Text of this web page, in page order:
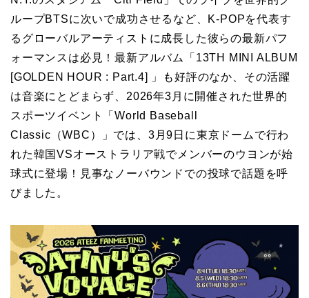
ループBTSに次いで成功させるなど、K-POPを代表す
るグローバルアーティストに成長した彼らの最新パフ
ォーマンスは必見！最新アルバム「13TH MINI ALBUM
[GOLDEN HOUR : Part.4] 」も好評のなか、その活躍
は音楽にとどまらず、2026年3月に開催された世界的
スポーツイベント「World Baseball
Classic（WBC）」では、3月9日に東京ドームで行わ
れた韓国VSオーストラリア戦でメンバーのウヨンが始
球式に登場！見事なノーバウンドでの投球で話題を呼
びました。